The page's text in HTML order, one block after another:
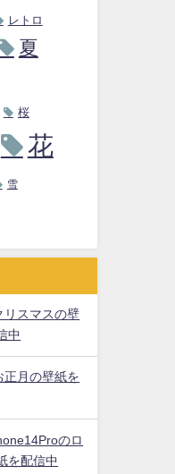
レトロ
夏
桜
花
雪
リスマスの壁
中
正月の壁紙を
のロ
を配信中